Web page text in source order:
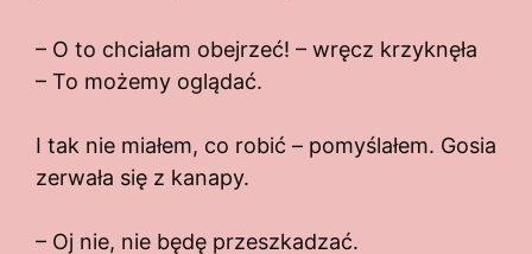
– O to chciałam obejrzeć! – wręcz krzyknęła
– To możemy oglądać.
I tak nie miałem, co robić – pomyślałem. Gosia
zerwała się z kanapy.
– Oj nie, nie będę przeszkadzać.